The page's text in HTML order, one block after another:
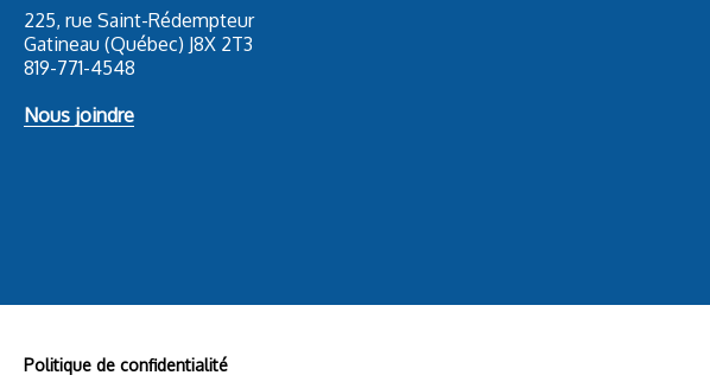
225, rue Saint-Rédempteur
Gatineau (Québec) J8X 2T3
819-771-4548
Nous joindre
Politique de confidentialité